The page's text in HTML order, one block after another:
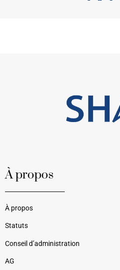
À propos
À propos
Statuts
Conseil d’administration
AG